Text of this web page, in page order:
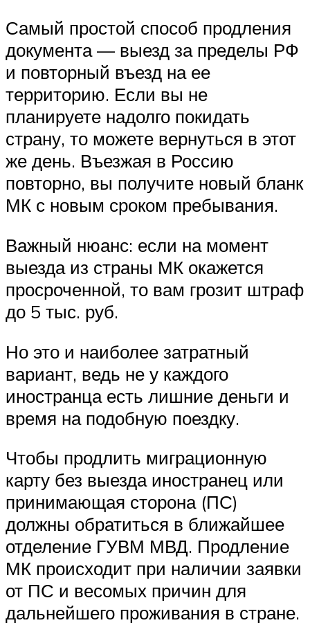
Самый простой способ продления
документа — выезд за пределы РФ
и повторный въезд на ее
территорию. Если вы не
планируете надолго покидать
страну, то можете вернуться в этот
же день. Въезжая в Россию
повторно, вы получите новый бланк
МК с новым сроком пребывания.
Важный нюанс: если на момент
выезда из страны МК окажется
просроченной, то вам грозит штраф
до 5 тыс. руб.
Но это и наиболее затратный
вариант, ведь не у каждого
иностранца есть лишние деньги и
время на подобную поездку.
Чтобы продлить миграционную
карту без выезда иностранец или
принимающая сторона (ПС)
должны обратиться в ближайшее
отделение ГУВМ МВД. Продление
МК происходит при наличии заявки
от ПС и весомых причин для
дальнейшего проживания в стране.